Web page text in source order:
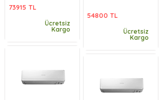
73915 TL
Ücretsiz
Kargo
54800 TL
Ücretsiz
Kargo